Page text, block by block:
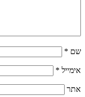
שם *
אימייל *
אתר